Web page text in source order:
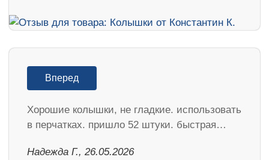
Вперед
Хорошие колышки, не гладкие. использовать
в перчатках. пришло 52 штуки. быстрая…
Надежда Г., 26.05.2026